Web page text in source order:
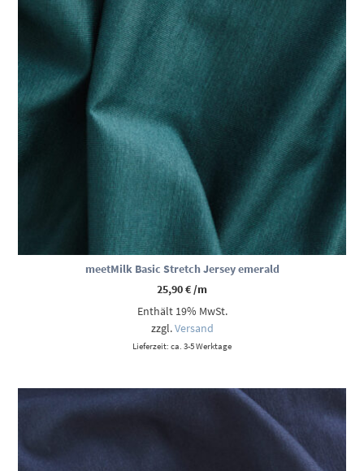
meetMilk Basic Stretch Jersey emerald
25,90€/m
Enthält 19% MwSt.
zzgl.Versand
Lieferzeit: ca. 3-5 Werktage